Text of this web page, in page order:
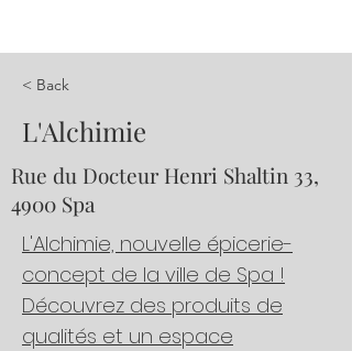
< Back
L'Alchimie
Rue du Docteur Henri Shaltin 33,
4900 Spa
L'Alchimie, nouvelle épicerie-
concept de la ville de Spa !
Découvrez des produits de
qualités et un espace